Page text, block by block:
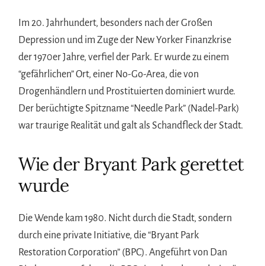
Im 20. Jahrhundert, besonders nach der Großen
Depression und im Zuge der New Yorker Finanzkrise
der 1970er Jahre, verfiel der Park. Er wurde zu einem
“gefährlichen” Ort, einer No-Go-Area, die von
Drogenhändlern und Prostituierten dominiert wurde.
Der berüchtigte Spitzname “Needle Park” (Nadel-Park)
war traurige Realität und galt als Schandfleck der Stadt.
Wie der Bryant Park gerettet
wurde
Die Wende kam 1980. Nicht durch die Stadt, sondern
durch eine private Initiative, die “Bryant Park
Restoration Corporation” (BPC). Angeführt von Dan